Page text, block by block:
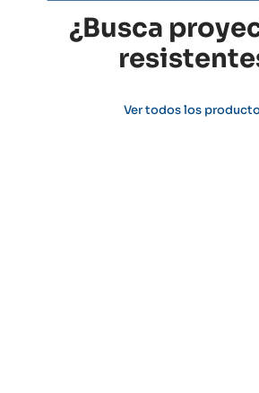
¿Busca
Ver todos los